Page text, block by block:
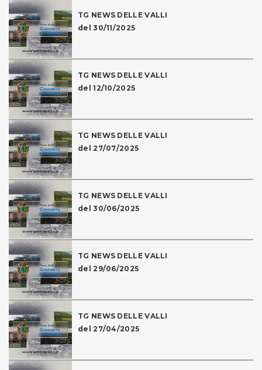
TG NEWS DELLE VALLI
del 30/11/2025
TG NEWS DELLE VALLI
del 12/10/2025
TG NEWS DELLE VALLI
del 27/07/2025
TG NEWS DELLE VALLI
del 30/06/2025
TG NEWS DELLE VALLI
del 29/06/2025
TG NEWS DELLE VALLI
del 27/04/2025